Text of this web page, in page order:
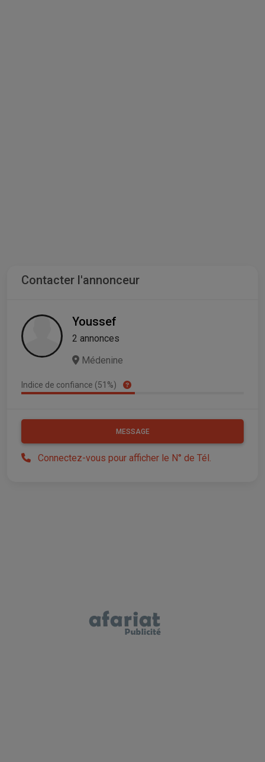
Contacter l'annonceur
Youssef
2 annonces
Médenine
Indice de confiance (51%)
MESSAGE
Connectez-vous pour afficher le N° de Tél.